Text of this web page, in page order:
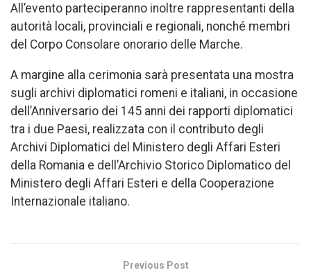
All’evento parteciperanno inoltre rappresentanti della
autorità locali, provinciali e regionali, nonché membri
del Corpo Consolare onorario delle Marche.
A margine alla cerimonia sarà presentata una mostra
sugli archivi diplomatici romeni e italiani, in occasione
dell’Anniversario dei 145 anni dei rapporti diplomatici
tra i due Paesi, realizzata con il contributo degli
Archivi Diplomatici del Ministero degli Affari Esteri
della Romania e dell’Archivio Storico Diplomatico del
Ministero degli Affari Esteri e della Cooperazione
Internazionale italiano.
Previous Post